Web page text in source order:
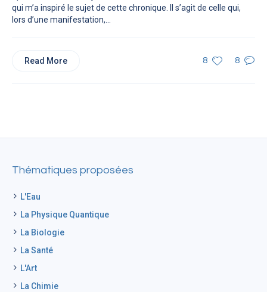
qui m’a inspiré le sujet de cette chronique. Il s’agit de celle qui,
lors d’une manifestation,...
8 8
Read More
Thématiques proposées
L'Eau
La Physique Quantique
La Biologie
La Santé
L'Art
La Chimie